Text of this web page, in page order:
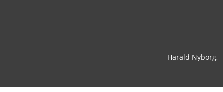
Harald Nyborg